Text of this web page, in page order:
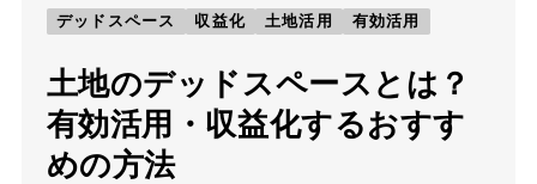
デッドスペース
収益化 土地活用 有効活用
土地のデッドスペースとは？
有効活用・収益化するおすす
めの方法